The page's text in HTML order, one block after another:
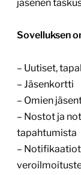
jäsenen
Sovelluksen
– Uutiset,
– Jäsenkortti
– Omien
– Nostot ja
tapahtumista
–